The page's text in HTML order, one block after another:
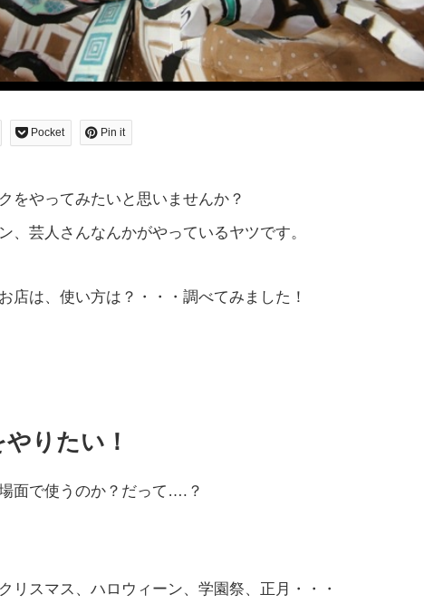
Pocket Pin it
をやってみたいと思いませんか？
、芸人さんなんかがやっているヤツです。
店は、使い方は？・・・調べてみました！
りたい！
面で使うのか？だって….？
リスマス、ハロウィーン、学園祭、正月・・・